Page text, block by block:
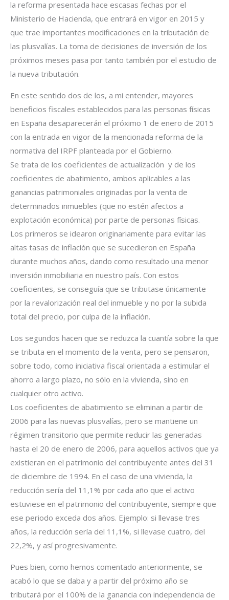
la reforma presentada hace escasas fechas por el
Ministerio de Hacienda, que entrará en vigor en 2015 y
que trae importantes modificaciones en la tributación de
las plusvalías. La toma de decisiones de inversión de los
próximos meses pasa por tanto también por el estudio de
la nueva tributación.
En este sentido dos de los, a mi entender, mayores
beneficios fiscales establecidos para las personas físicas
en España desaparecerán el próximo 1 de enero de 2015
con la entrada en vigor de la mencionada reforma de la
normativa del IRPF planteada por el Gobierno.
Se trata de los coeficientes de actualización y de los
coeficientes de abatimiento, ambos aplicables a las
ganancias patrimoniales originadas por la venta de
determinados inmuebles (que no estén afectos a
explotación económica) por parte de personas físicas.
Los primeros se idearon originariamente para evitar las
altas tasas de inflación que se sucedieron en España
durante muchos años, dando como resultado una menor
inversión inmobiliaria en nuestro país. Con estos
coeficientes, se conseguía que se tributase únicamente
por la revalorización real del inmueble y no por la subida
total del precio, por culpa de la inflación.
Los segundos hacen que se reduzca la cuantía sobre la que
se tributa en el momento de la venta, pero se pensaron,
sobre todo, como iniciativa fiscal orientada a estimular el
ahorro a largo plazo, no sólo en la vivienda, sino en
cualquier otro activo.
Los coeficientes de abatimiento se eliminan a partir de
2006 para las nuevas plusvalías, pero se mantiene un
régimen transitorio que permite reducir las generadas
hasta el 20 de enero de 2006, para aquellos activos que ya
existieran en el patrimonio del contribuyente antes del 31
de diciembre de 1994. En el caso de una vivienda, la
reducción sería del 11,1% por cada año que el activo
estuviese en el patrimonio del contribuyente, siempre que
ese periodo exceda dos años. Ejemplo: si llevase tres
años, la reducción sería del 11,1%, si llevase cuatro, del
22,2%, y así progresivamente.
Pues bien, como hemos comentado anteriormente, se
acabó lo que se daba y a partir del próximo año se
tributará por el 100% de la ganancia con independencia de